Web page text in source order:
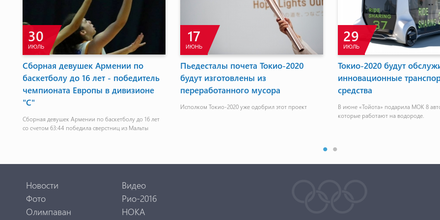
30
ИЮЛЬ
Сборная девушек Армении по
баскетболу до 16 лет - победитель
чемпионата Европы в дивизионе
"С"
Сборная девушек Армении по баскетболу до 16 лет
со счетом 63:44 победила сверстниц из Мальты
17
ИЮНЬ
Пьедесталы почета Токио-2020
будут изготовлены из
переработанного мусора
Исполком Токио-2020 уже одобрил этот проект
29
ИЮЛЬ
Токио-2020 будут
инновационные
средства
В июне «Тойота» подарила МОК 8
которые работают на водороде.
Новости
Видео
Фото
Рио-2016
Олимпаван
НОКА